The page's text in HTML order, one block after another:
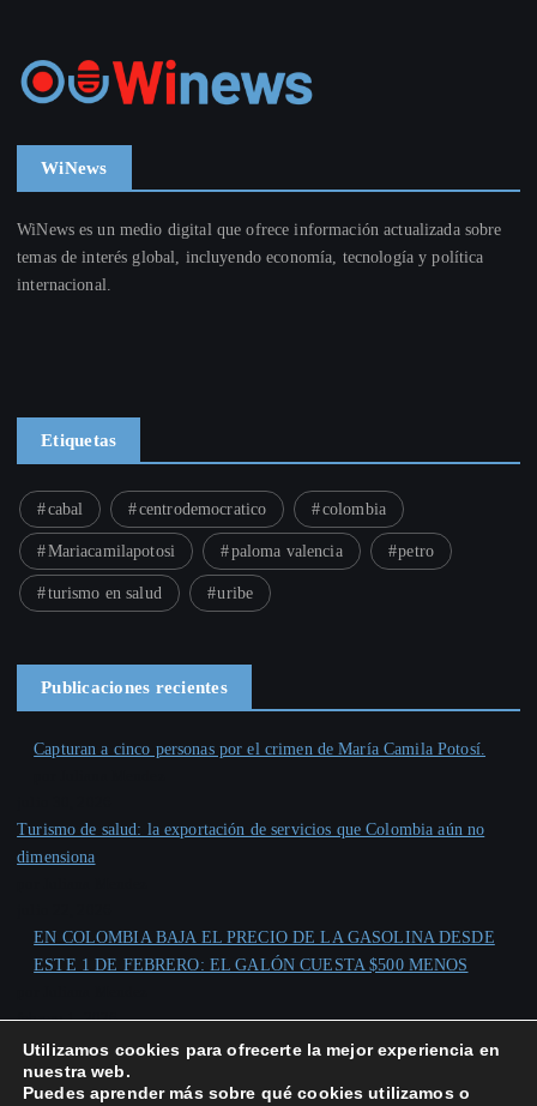
WiNews
WiNews es un medio digital que ofrece información actualizada sobre
temas de interés global, incluyendo economía, tecnología y política
internacional.
Etiquetas
cabal centrodemocratico colombia
Mariacamilapotosi paloma valencia petro
turismo en salud uribe
Publicaciones recientes
Capturan a cinco personas por el crimen de María Camila Potosí.
Turismo de salud: la exportación de servicios que Colombia aún no
dimensiona
EN COLOMBIA BAJA EL PRECIO DE LA GASOLINA DESDE
ESTE 1 DE FEBRERO: EL GALÓN CUESTA $500 MENOS
febrero 1, 2026
Utilizamos cookies para ofrecerte la mejor experiencia en
nuestra web.
Puedes aprender más sobre qué cookies utilizamos o